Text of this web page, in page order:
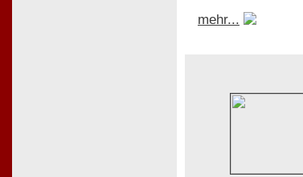
mehr...